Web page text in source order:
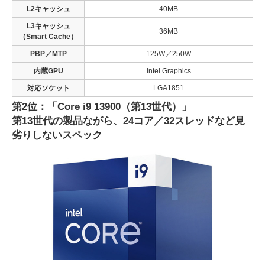
L2キャッシュ 40MB
L3キャッシュ
（Smart Cache）
36MB
PBP／MTP 125W／250W
内蔵GPU Intel Graphics
対応ソケット LGA1851
第2位：「Core i9 13900（第13世代）」
第13世代の製品ながら、24コア／32スレッドなど見
劣りしないスペック